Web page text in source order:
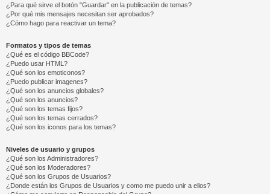
¿Para qué sirve el botón "Guardar" en la publicación de temas?
¿Por qué mis mensajes necesitan ser aprobados?
¿Cómo hago para reactivar un tema?
Formatos y tipos de temas
¿Qué es el código BBCode?
¿Puedo usar HTML?
¿Qué son los emoticonos?
¿Puedo publicar imagenes?
¿Qué son los anuncios globales?
¿Qué son los anuncios?
¿Qué son los temas fijos?
¿Qué son los temas cerrados?
¿Qué son los iconos para los temas?
Niveles de usuario y grupos
¿Qué son los Administradores?
¿Qué son los Moderadores?
¿Qué son los Grupos de Usuarios?
¿Donde están los Grupos de Usuarios y como me puedo unir a ellos?